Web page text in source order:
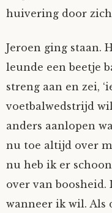
huivering door
Jeroen ging staan.
leunde een beetje
streng aan en zei,
voetbalwedstrijd
anders aanlopen
nu toe altijd over
nu heb ik er
over van
wanneer ik wil. Als